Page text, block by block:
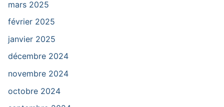
mars 2025
février 2025
janvier 2025
décembre 2024
novembre 2024
octobre 2024